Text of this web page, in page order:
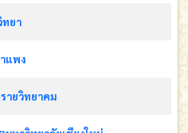
ทยา
แพง
ายวิทยาคม